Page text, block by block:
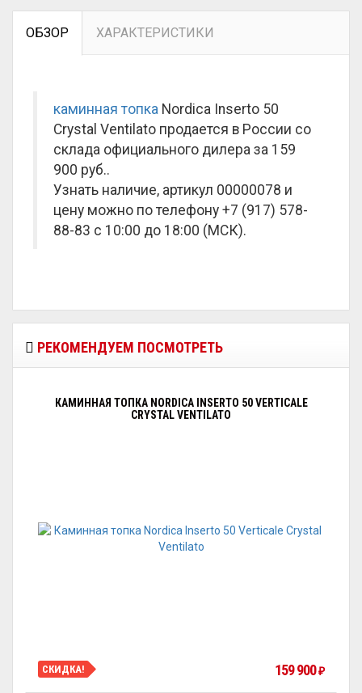
ОБЗОР ХАРАКТЕРИСТИКИ
каминная топка Nordica Inserto 50
Crystal Ventilato продается в России со
склада официального дилера за 159
900 руб..
Узнать наличие, артикул 00000078 и
цену можно по телефону +7 (917) 578-
88-83 с 10:00 до 18:00 (МСК).
РЕКОМЕНДУЕМ ПОСМОТРЕТЬ
КАМИННАЯ ТОПКА NORDICA INSERTO 50 VERTICALE
CRYSTAL VENTILATO
СКИДКА! 159 900₽